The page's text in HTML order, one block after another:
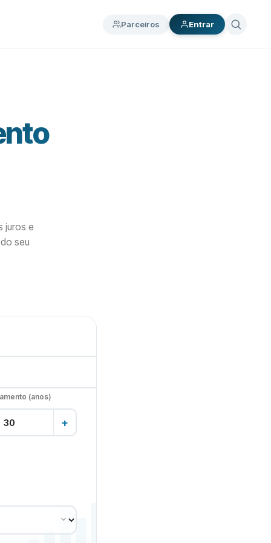
Parceiros Entrar
juros e
seu
(anos)
+